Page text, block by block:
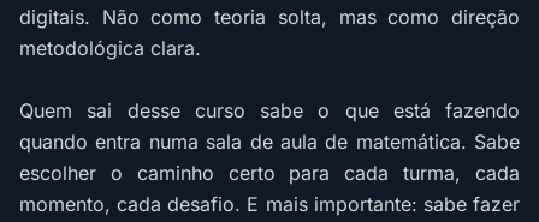
digitais. Não como teoria solta, mas como direção
metodológica clara.
Quem sai desse curso sabe o que está fazendo
quando entra numa sala de aula de matemática. Sabe
escolher o caminho certo para cada turma, cada
momento, cada desafio. E mais importante: sabe fazer